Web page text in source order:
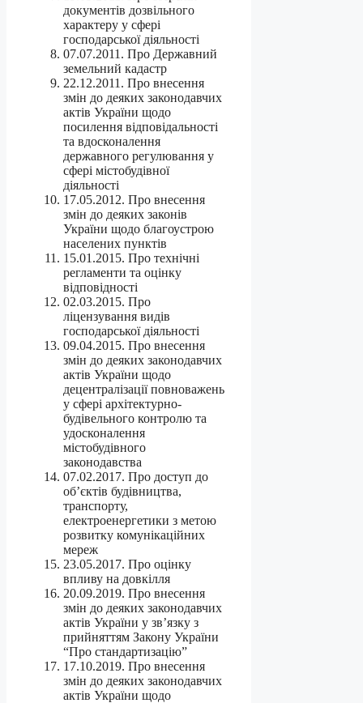
документів дозвільного
характеру у сфері
господарської діяльності
07.07.2011. Про Державний
земельний кадастр
22.12.2011. Про внесення
змін до деяких законодавчих
актів України щодо
посилення відповідальності
та вдосконалення
державного регулювання у
сфері містобудівної
діяльності
17.05.2012. Про внесення
змін до деяких законів
України щодо благоустрою
населених пунктів
15.01.2015. Про технічні
регламенти та оцінку
відповідності
02.03.2015. Про
ліцензування видів
господарської діяльності
09.04.2015. Про внесення
змін до деяких законодавчих
актів України щодо
децентралізації повноважень
у сфері архітектурно-
будівельного контролю та
удосконалення
містобудівного
законодавства
07.02.2017. Про доступ до
об’єктів будівництва,
транспорту,
електроенергетики з метою
розвитку комунікаційних
мереж
23.05.2017. Про оцінку
впливу на довкілля
20.09.2019. Про внесення
змін до деяких законодавчих
актів України у зв’язку з
прийняттям Закону України
“Про стандартизацію”
17.10.2019. Про внесення
змін до деяких законодавчих
актів України щодо